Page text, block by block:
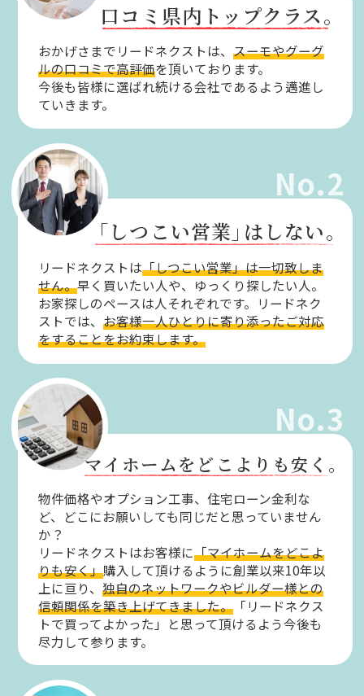
口コミ県内トップクラス。
おかげさまでリードネクストは、スーモやグーグ
ルの口コミで高評価を頂いております。
今後も皆様に選ばれ続ける会社であるよう邁進し
ていきます。
No.2
「しつこい営業」はしない。
リードネクストは「しつこい営業」は一切致しま
せん。早く買いたい人や、ゆっくり探したい人。
お家探しのペースは人それぞれです。リードネク
ストでは、お客様一人ひとりに寄り添ったご対応
をすることをお約束します。
No.3
マイホームをどこよりも安く。
物件価格やオプション工事、住宅ローン金利な
ど、どこにお願いしても同じだと思っていません
か？
リードネクストはお客様に「マイホームをどこよ
りも安く」購入して頂けるように創業以来10年以
上に亘り、独自のネットワークやビルダー様との
信頼関係を築き上げてきました。 「リードネクス
トで買ってよかった」と思って頂けるよう今後も
尽力して参ります。